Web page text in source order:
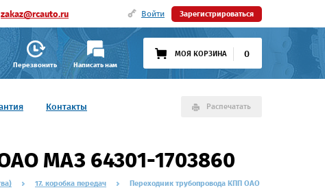
zakaz@rcauto.ru Войти Зарегистрироваться
Перезвонить Написать нам
МОЯ КОРЗИНА 0
Контакты Распечатать
МАЗ 64301-1703860
17. коробка передач
Переходник трубопровода КПП ОАО